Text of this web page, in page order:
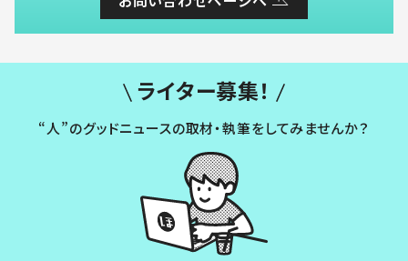
ライター募集！
“人”のグッドニュースの取材・執筆をしてみませんか？